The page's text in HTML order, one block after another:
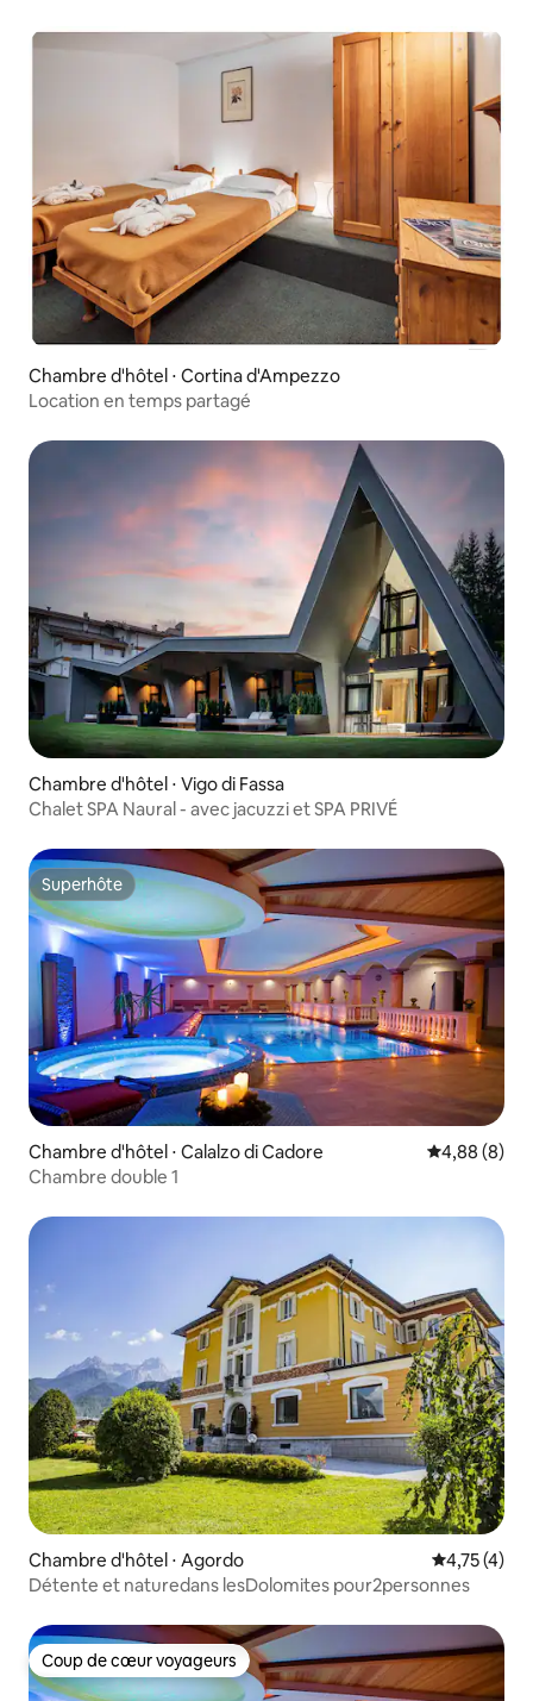
Chambre d'hôtel ⋅ Cortina d'Ampezzo
Location en temps partagé
Chambre d'hôtel ⋅ Vigo di Fassa
Chalet SPA Naural - avec jacuzzi et SPA PRIVÉ
Superhôte
Superhôte
Chambre d'hôtel ⋅ Calalzo di Cadore Évaluation
4,88 (8)
Chambre double 1
Chambre d'hôtel ⋅ Agordo Évaluation
4,75 (4)
Détente et naturedans lesDolomites pour2personnes
Coup de cœur voyageurs
Coup de cœur voyageurs